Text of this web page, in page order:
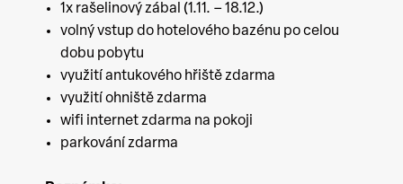
1x rašelinový zábal (1.11. – 18.12.)
volný vstup do hotelového bazénu po celou
dobu pobytu
využití antukového hřiště zdarma
využití ohniště zdarma
wifi internet zdarma na pokoji
parkování zdarma